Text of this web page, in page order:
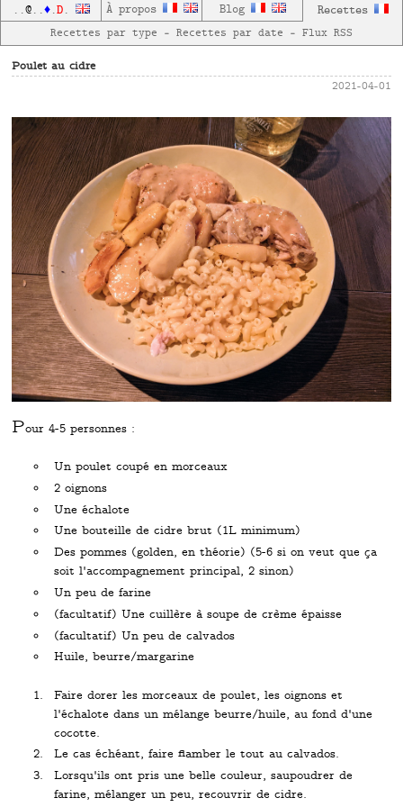
..@..♦.D. À propos Blog Recettes
Recettes par type — Recettes par date — Flux RSS
Poulet au cidre
2021-04-01
Pour 4-5 personnes :
Un poulet coupé en morceaux
2 oignons
Une échalote
Une bouteille de cidre brut (1L minimum)
Des pommes (golden, en théorie) (5-6 si on veut que ça
soit l'accompagnement principal, 2 sinon)
Un peu de farine
(facultatif) Une cuillère à soupe de crème épaisse
(facultatif) Un peu de calvados
Huile, beurre/margarine
Faire dorer les morceaux de poulet, les oignons et
l'échalote dans un mélange beurre/huile, au fond d'une
cocotte.
Le cas échéant, faire flamber le tout au calvados.
Lorsqu'ils ont pris une belle couleur, saupoudrer de
farine, mélanger un peu, recouvrir de cidre.